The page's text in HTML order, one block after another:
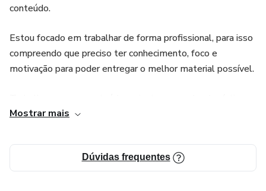
conteúdo.
Estou focado em trabalhar de forma profissional, para isso
compreendo que preciso ter conhecimento, foco e
motivação para poder entregar o melhor material possível.
venho crescendo cada vez mais com a página, sempre
Mostrar mais
Dúvidas frequentes